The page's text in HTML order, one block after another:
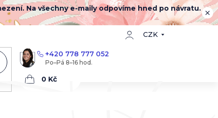
Na všechny e-maily odpovíme hned po návratu.
CZK
+420 778 777 052
Nákupní